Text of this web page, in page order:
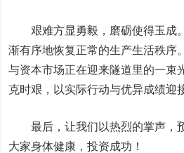
艰难方显勇毅，磨砺使得玉成
渐有序地恢复正常的生产生活秩序
与资本市场正在迎来隧道里的一束
克时艰，以实际行动与优异成绩迎
最后，让我们以热烈的掌声，
大家身体健康，投资成功！